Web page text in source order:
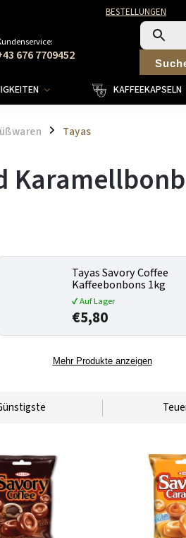
BESTELLUNGEN
676 7709452
KAFFEEKAPSELN
/ Tayas
Tayas Savory Coffee
Kaffeebonbons 1kg
✔ Auf Lager
€5,80
Mehr Produkte anzeigen